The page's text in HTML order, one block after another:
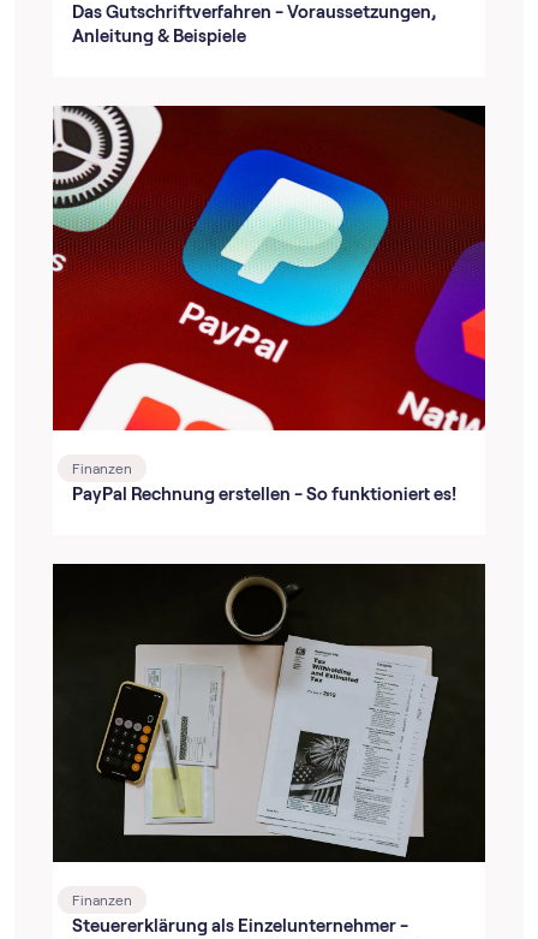
Das Gutschriftverfahren - Voraussetzungen,
Anleitung & Beispiele
Finanzen
PayPal Rechnung erstellen - So funktioniert es!
Finanzen
Steuererklärung als Einzelunternehmer -